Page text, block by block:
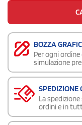
BOZZA
Per ogni
simulazione
SPEDIZIONE
La
ordini e in